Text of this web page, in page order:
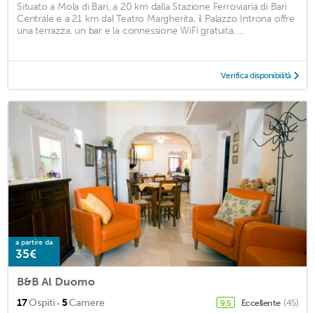
Situato a Mola di Bari, a 20 km dalla Stazione Ferroviaria di Bari
Centrale e a 21 km dal Teatro Margherita, il Palazzo Introna offre
una terrazza, un bar e la connessione WiFi gratuita. ...
Verifica disponibilità
a partire da
35€
B&B Al Duomo
17Ospiti · 5Camere 9,5 Eccellente (45)